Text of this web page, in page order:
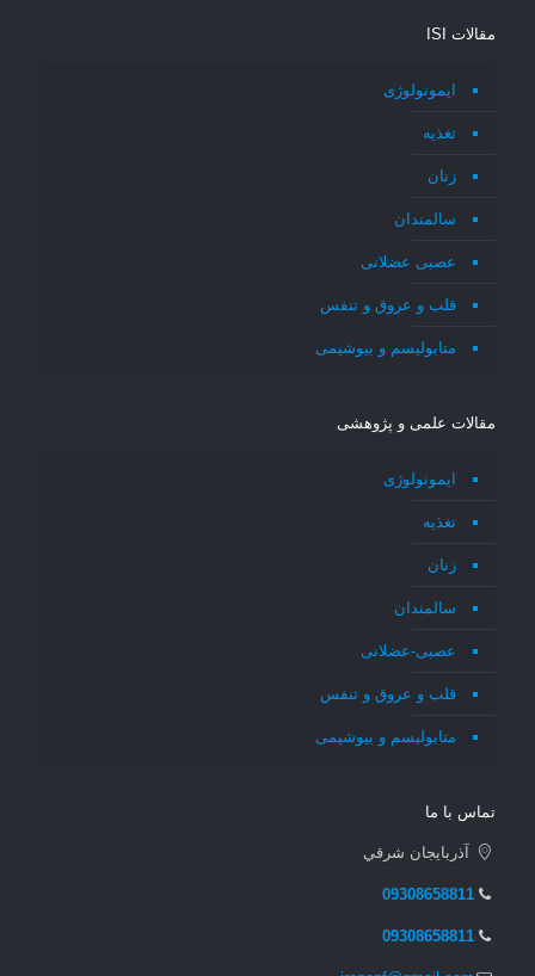
مقالات ISI
ایمونولوژی
تغذیه
زنان
سالمندان
عصبی عضلانی
قلب و عروق و تنفس
متابولیسم و بیوشیمی
مقالات علمی و پژوهشی
ایمونولوژی
تغذیه
زنان
سالمندان
عصبی-عضلانی
قلب و عروق و تنفس
متابولیسم و بیوشیمی
تماس با ما
آذربايجان شرقي
09308658811
09308658811